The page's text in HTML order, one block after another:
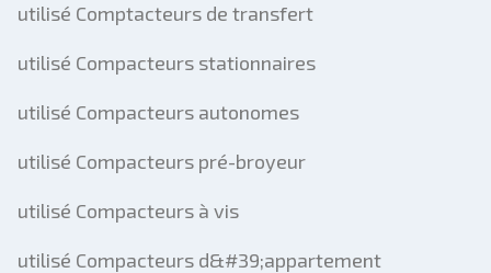
utilisé Comptacteurs de transfert
utilisé Compacteurs stationnaires
utilisé Compacteurs autonomes
utilisé Compacteurs pré-broyeur
utilisé Compacteurs à vis
utilisé Compacteurs d&#39;appartement